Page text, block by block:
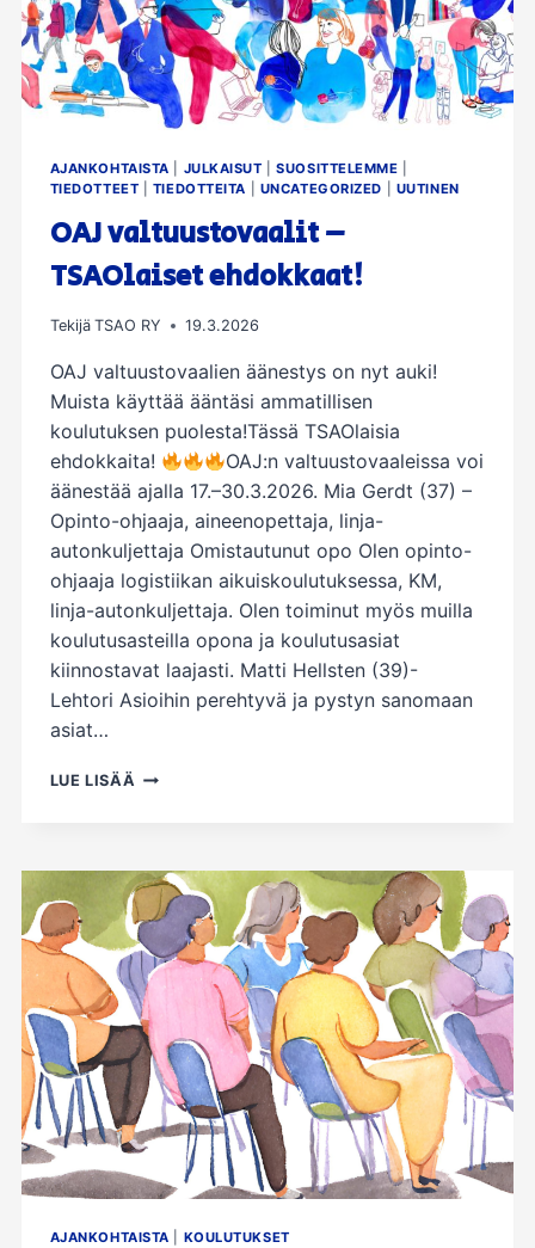
AJANKOHTAISTA JULKAISUT |SUOSITTELEMME
TIEDOTTEET
TIEDOTTEITA UNCATEGORIZED UUTINEN
OAJ valtuustovaalit –
TSAOlaiset ehdokkaat!
Tekijä TSAO RY 19.3.2026
OAJ valtuustovaalien äänestys on nyt auki!
Muista käyttää ääntäsi ammatillisen
koulutuksen puolesta!Tässä TSAOlaisia
ehdokkaita!
OAJ:n valtuustovaaleissa voi
äänestää ajalla 17.–30.3.2026. Mia Gerdt (37) –
Opinto-ohjaaja, aineenopettaja, linja-
autonkuljettaja Omistautunut opo Olen opinto-
ohjaaja logistiikan aikuiskoulutuksessa, KM,
linja-autonkuljettaja. Olen toiminut myös muilla
koulutusasteilla opona ja koulutusasiat
kiinnostavat laajasti. Matti Hellsten (39)-
Lehtori Asioihin perehtyvä ja pystyn sanomaan
asiat…
LUE LISÄÄ OAJ
EHDOKKAAT!
AJANKOHTAISTA KOULUTUKSET